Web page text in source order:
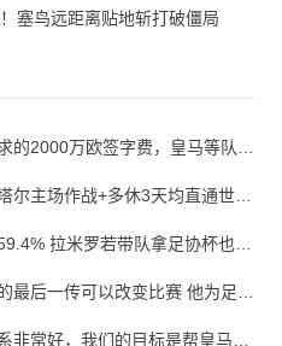
塞鸟远距离贴地斩打破僵局
亚足联安排引众怒沙特、卡塔尔主场作战+多休3天均直通世界杯
足球报：塞蒂恩率国安胜率59.4% 拉米罗若带队拿足协杯也算创历史